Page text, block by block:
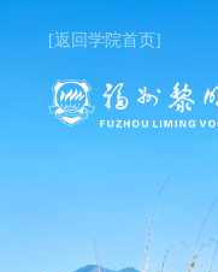
[返回学院首页]